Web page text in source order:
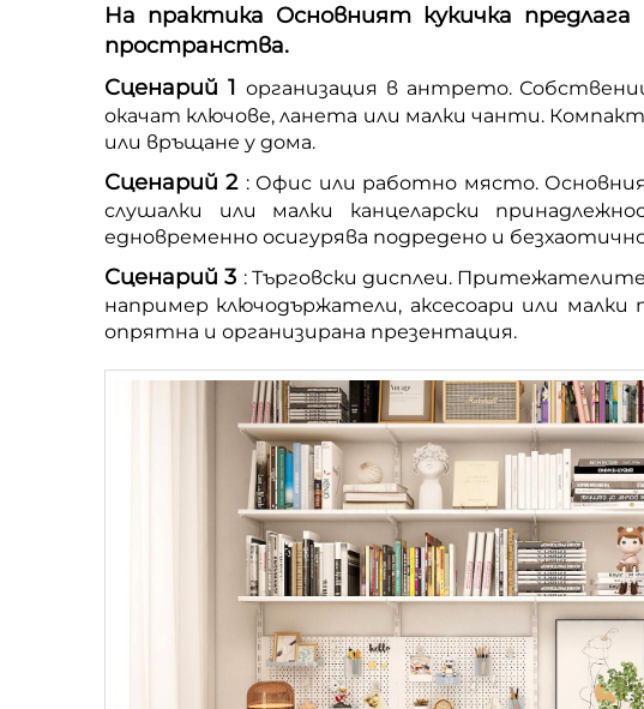
На практика Основният кукичка
пространства.
Сценарий 1 организация в антрето.
окачат ключове, ланета или малки чанти.
или връщане у дома.
Сценарий 2 : Офис или работно място.
слушалки или малки канцеларски
едновременно осигурява подредено и
Сценарий 3 : Търговски дисплеи.
например ключодържатели, аксесоари или
опрятна и организирана презентация.